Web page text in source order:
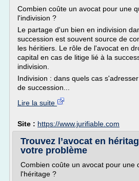
Combien coûte un avocat pour une
l'indivision ?
Le partage d'un bien en indivision
succession est souvent source de
les héritiers. Le rôle de l'avocat en
capital en cas de litige lié à la
indivision.
Indivision : dans quels cas
de succession...
Lire la suite
Site : https://www.jurifiable.com
Trouvez l’avocat en
votre problème
Combien coûte un avocat pour une
l'héritage ?